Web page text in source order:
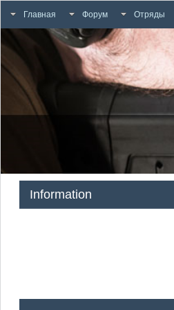
Главная Форум Отряды
Information